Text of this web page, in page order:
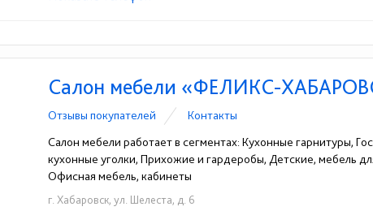
Салон мебели «ФЕЛИКС-
Отзывы покупателей
Контакты
Салон мебели работает в сегментах: Кухонные гарнитуры,
кухонные уголки, Прихожие и гардеробы, Детские,
Офисная мебель, кабинеты
г. Хабаровск, ул. Шелеста, д. 6